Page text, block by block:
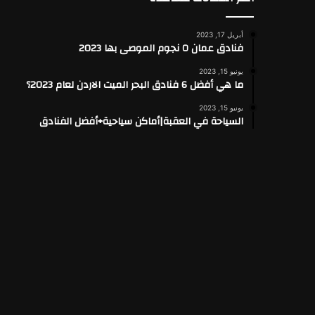
أبريل 17, 2023
فنادق عمان ٥ نجوم الموصى بها 2023
يونيو 15, 2023
ما هي أفضل 6 فنادق البحر الميت الاردن لعام 2023؟
يونيو 15, 2023
السياحة في العقبة|أماكن سياحية+أفضل الفنادق